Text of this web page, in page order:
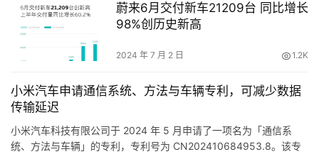
蔚来6月交付新车21209台 同比增长
98%创历史新高
2024 年 7 月 2 日 1.2K
小米汽车申请通信系统、方法与车辆专利，可减少数据
传输延迟
小米汽车科技有限公司于 2024 年 5 月申请了一项名为「通信系
统、方法与车辆」的专利，专利号为 CN202410684953.8。该专